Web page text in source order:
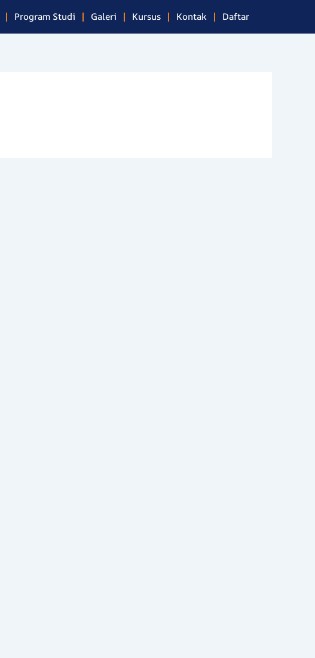
Program Studi Galeri Kursus Kontak Daftar